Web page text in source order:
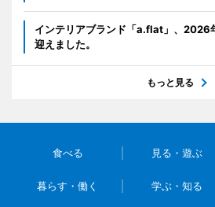
インテリアブランド「a.flat」、2026
迎えました。
もっと見る
食べる 見る・遊ぶ
暮らす・働く 学ぶ・知る